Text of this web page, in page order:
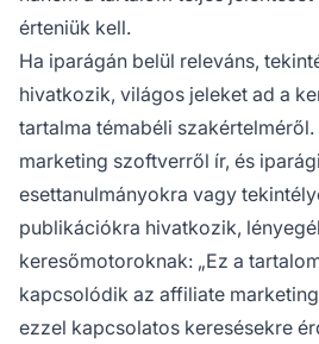
érteniük kell.
Ha iparágán belül releváns,
hivatkozik, világos jeleket ad a
tartalma témabéli
marketing szoftverről ír, és
esettanulmányokra vagy
publikációkra hivatkozik,
keresőmotoroknak: „Ez a
kapcsolódik az affiliate
ezzel kapcsolatos keresésekre